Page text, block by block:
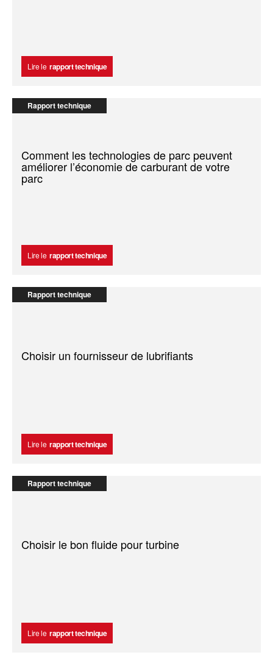
Lire le rapport technique
Rapport technique
Comment les technologies de parc peuvent
améliorer l’économie de carburant de votre
parc
Lire le rapport technique
Rapport technique
Choisir un fournisseur de lubrifiants
Lire le rapport technique
Rapport technique
Choisir le bon fluide pour turbine
Lire le rapport technique